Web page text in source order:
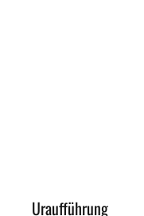
Uraufführung